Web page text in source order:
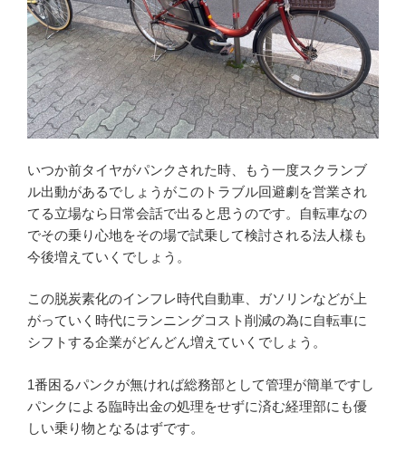
いつか前タイヤがパンクされた時、もう一度スクランブ
ル出動があるでしょうがこのトラブル回避劇を営業され
てる立場なら日常会話で出ると思うのです。自転車なの
でその乗り心地をその場で試乗して検討される法人様も
今後増えていくでしょう。
この脱炭素化のインフレ時代自動車、ガソリンなどが上
がっていく時代にランニングコスト削減の為に自転車に
シフトする企業がどんどん増えていくでしょう。
1番困るパンクが無ければ総務部として管理が簡単ですし
パンクによる臨時出金の処理をせずに済む経理部にも優
しい乗り物となるはずです。